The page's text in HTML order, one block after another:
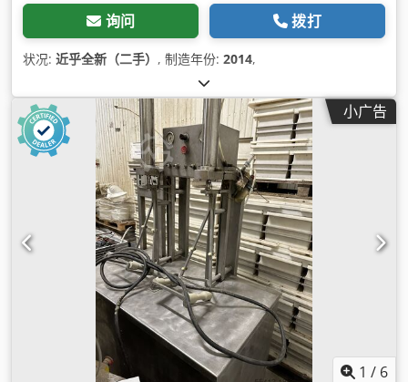
询问 拨打
状况: 近乎全新（二手） , 制造年份: 2014,
小广告
1 / 6